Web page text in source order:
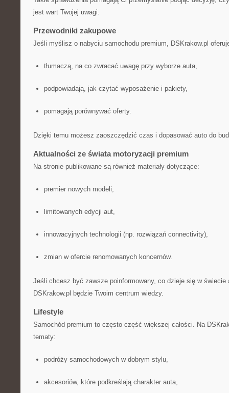
jest wart Twojej uwagi.
Przewodniki zakupowe
Jeśli myślisz o nabyciu samochodu premium, DSKrakow.pl
tłumaczą, na co zwracać uwagę przy wyborze auta,
podpowiadają, jak czytać wyposażenie i pakiety,
pomagają porównywać oferty.
Dzięki temu możesz zaoszczędzić czas i dopasować auto do
Aktualności ze świata motoryzacji premium
Na stronie publikowane są również materiały dotyczące:
premier nowych modeli,
limitowanych edycji aut,
innowacyjnych technologii (np. rozwiązań connectivity),
zmian w ofercie renomowanych koncernów.
Jeśli chcesz być zawsze poinformowany, co dzieje się w
DSKrakow.pl będzie Twoim centrum wiedzy.
Lifestyle
Samochód premium to często część większej całości. Na
tematy:
podróży samochodowych w dobrym stylu,
akcesoriów, które podkreślają charakter auta,